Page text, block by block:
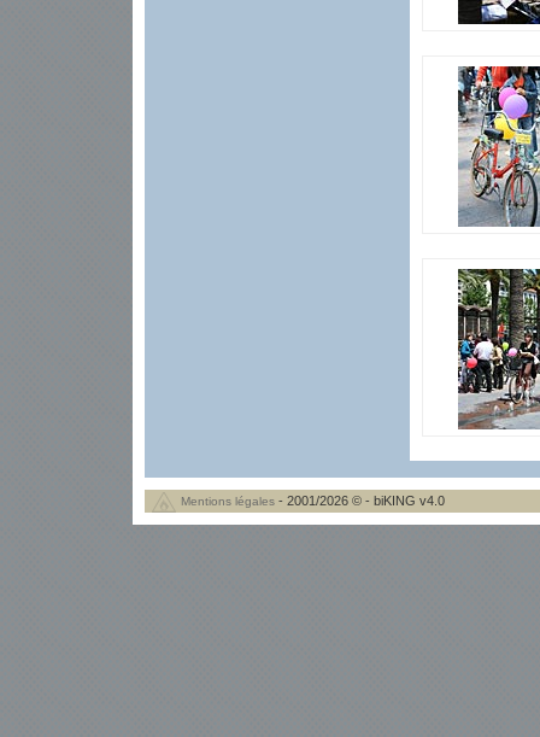
Mentions légales - 2001/2026 © - biKING v4.0